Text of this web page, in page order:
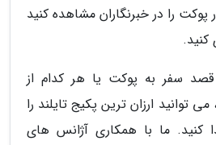
را در خبرنگاران مشاهده کنید
کنید.
سفر به پوکت یا هر کدام از
توانید ارزان ترین پکیج تایلند را
کنید. ما با همکاری آژانس های